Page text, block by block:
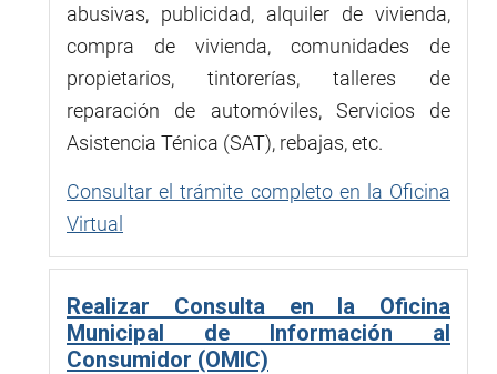
abusivas, publicidad, alquiler de vivienda,
compra de vivienda, comunidades de
propietarios, tintorerías, talleres de
reparación de automóviles, Servicios de
Asistencia Ténica (SAT), rebajas, etc.
Consultar el trámite completo en la Oficina
Virtual
Realizar Consulta en la Oficina
Municipal de Información al
Consumidor (OMIC)